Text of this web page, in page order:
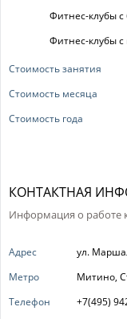
Фитнес-клубы с
Фитнес-клубы
Стоимость занятия
Стоимость месяца
Стоимость года
КОНТАКТНАЯ
Информация о работе
Адрес
ул.
Метро
Митино,
Телефон
+7(495)